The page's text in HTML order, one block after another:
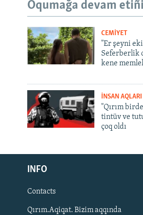
Русский
Українською
QOŞULIÑIZ!
Oqumağa devam
CEMİYET
"Er şeyni
Seferberlik
kene
İNSAN AQLARI
"Qırım
tintüv ve
çoq oldı
INFO
Contacts
Qırım.Aqiqat. Bizim aqqında